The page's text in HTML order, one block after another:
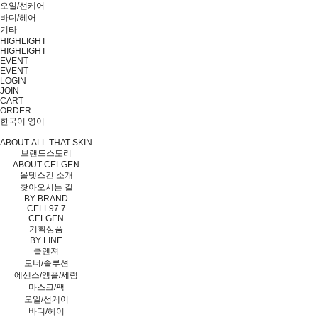
오일/선케어
바디/헤어
기타
HIGHLIGHT
HIGHLIGHT
EVENT
EVENT
LOGIN
JOIN
CART
ORDER
한국어 영어
ABOUT ALL THAT SKIN
브랜드스토리
ABOUT CELGEN
올댓스킨 소개
찾아오시는 길
BY BRAND
CELL97.7
CELGEN
기획상품
BY LINE
클렌져
토너/솔루션
에센스/앰플/세럼
마스크/팩
오일/선케어
바디/헤어